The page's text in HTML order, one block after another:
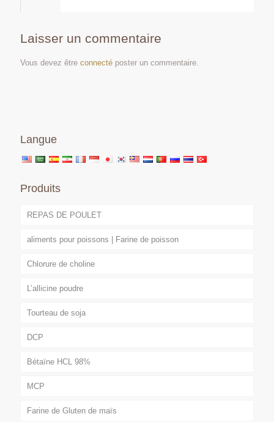
Laisser un commentaire
Vous devez être connecté poster un commentaire.
Langue
Produits
REPAS DE POULET
aliments pour poissons | Farine de poisson
Chlorure de choline
L’allicine poudre
Tourteau de soja
DCP
Bétaïne HCL 98%
MCP
Farine de Gluten de maïs